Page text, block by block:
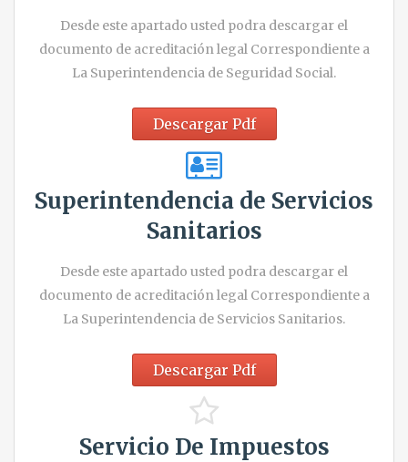
Desde este apartado usted podra descargar el
documento de acreditación legal Correspondiente a
La Superintendencia de Seguridad Social.
Descargar Pdf
Superintendencia de Servicios
Sanitarios
Desde este apartado usted podra descargar el
documento de acreditación legal Correspondiente a
La Superintendencia de Servicios Sanitarios.
Descargar Pdf
Servicio De Impuestos